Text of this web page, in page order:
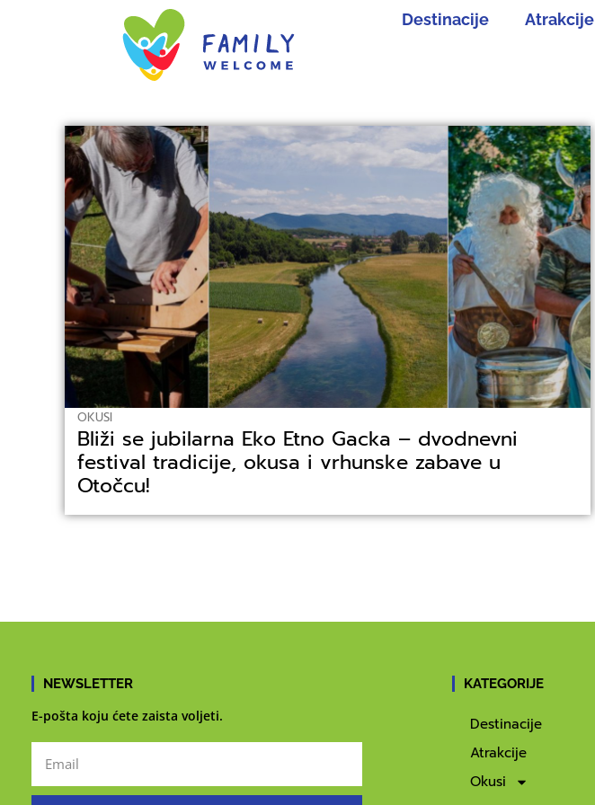
Destinacije Atrakcije
OKUSI
Bliži se jubilarna Eko Etno Gacka – dvodnevni
festival tradicije, okusa i vrhunske zabave u
Otočcu!
NEWSLETTER
E-pošta koju ćete zaista voljeti.
KATEGORIJE
Destinacije
Atrakcije
Okusi